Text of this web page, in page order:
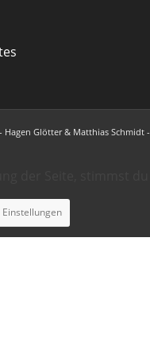
Glötter & Matthias Schmidt -
Einstellungen